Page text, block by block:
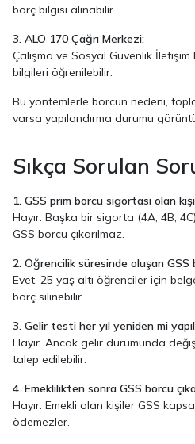
borç bilgisi alınabilir.
3. ALO 170 Çağrı Merkezi:
Çalışma ve Sosyal Güvenlik
bilgileri öğrenilebilir.
Bu yöntemlerle borcun nedeni,
varsa yapılandırma durumu
Sıkça Sorulan
1. GSS prim borcu sigortası olan
Hayır. Başka bir sigorta (4A, 4B,
GSS borcu çıkarılmaz.
2. Öğrencilik süresinde oluşan GSS
Evet. 25 yaş altı öğrenciler için
borç silinebilir.
3. Gelir testi her yıl yeniden mi
Hayır. Ancak gelir durumunda
talep edilebilir.
4. Emeklilikten sonra GSS borcu
Hayır. Emekli olan kişiler GSS
ödemezler.